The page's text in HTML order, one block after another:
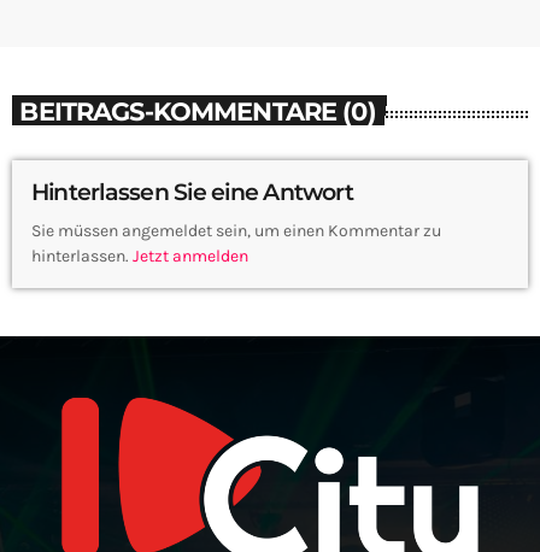
BEITRAGS-KOMMENTARE (0)
Hinterlassen Sie eine Antwort
Sie müssen angemeldet sein, um einen Kommentar zu
hinterlassen. Jetzt anmelden